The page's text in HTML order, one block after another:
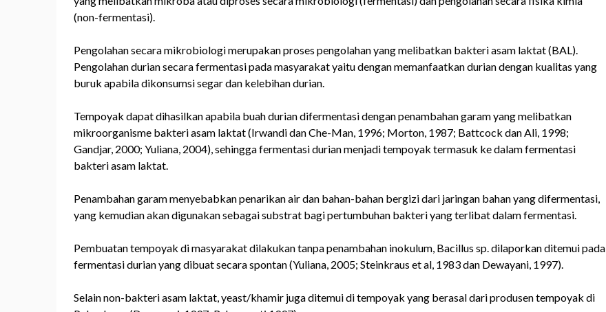
(non-fermentasi).
Pengolahan secara mikrobiologi merupakan proses pengolahan yang melibatkan bakteri asam laktat (BAL).
Pengolahan durian secara fermentasi pada masyarakat yaitu dengan memanfaatkan durian dengan kualitas yang
buruk apabila dikonsumsi segar dan kelebihan durian.
Tempoyak dapat dihasilkan apabila buah durian difermentasi dengan penambahan garam yang melibatkan
mikroorganisme bakteri asam laktat (Irwandi dan Che-Man, 1996; Morton, 1987; Battcock dan Ali, 1998;
Gandjar, 2000; Yuliana, 2004), sehingga fermentasi durian menjadi tempoyak termasuk ke dalam fermentasi
bakteri asam laktat.
Penambahan garam menyebabkan penarikan air dan bahan-bahan bergizi dari jaringan bahan yang difermentasi,
yang kemudian akan digunakan sebagai substrat bagi pertumbuhan bakteri yang terlibat dalam fermentasi.
Pembuatan tempoyak di masyarakat dilakukan tanpa penambahan inokulum, Bacillus sp. dilaporkan ditemui pada
fermentasi durian yang dibuat secara spontan (Yuliana, 2005; Steinkraus et al, 1983 dan Dewayani, 1997).
Selain non-bakteri asam laktat, yeast/khamir juga ditemui di tempoyak yang berasal dari produsen tempoyak di